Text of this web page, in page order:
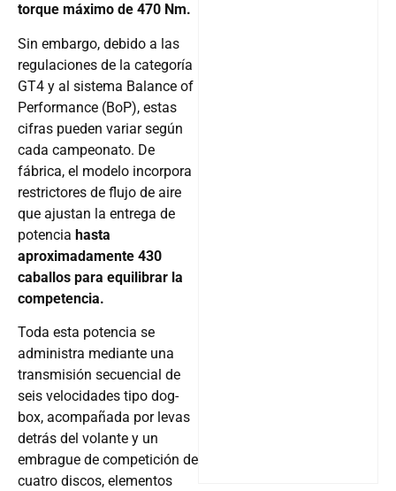
torque máximo de 470 Nm.
Sin embargo, debido a las
regulaciones de la categoría
GT4 y al sistema Balance of
Performance (BoP), estas
cifras pueden variar según
cada campeonato. De
fábrica, el modelo incorpora
restrictores de flujo de aire
que ajustan la entrega de
potencia hasta
aproximadamente 430
caballos para equilibrar la
competencia.
Toda esta potencia se
administra mediante una
transmisión secuencial de
seis velocidades tipo dog-
box, acompañada por levas
detrás del volante y un
embrague de competición de
cuatro discos, elementos